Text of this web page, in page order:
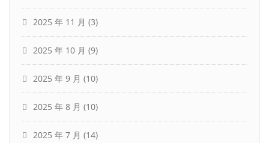
2025 年 11 月 (3)
2025 年 10 月 (9)
2025 年 9 月 (10)
2025 年 8 月 (10)
2025 年 7 月 (14)